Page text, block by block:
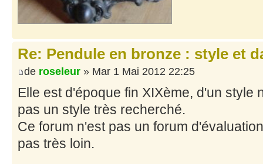
Re: Pendule en bronze : style et
de roseleur » Mar 1 Mai 2012 22:25
Elle est d'époque fin XIXème, d'un style
pas un style très recherché.
Ce forum n'est pas un forum
pas très loin.